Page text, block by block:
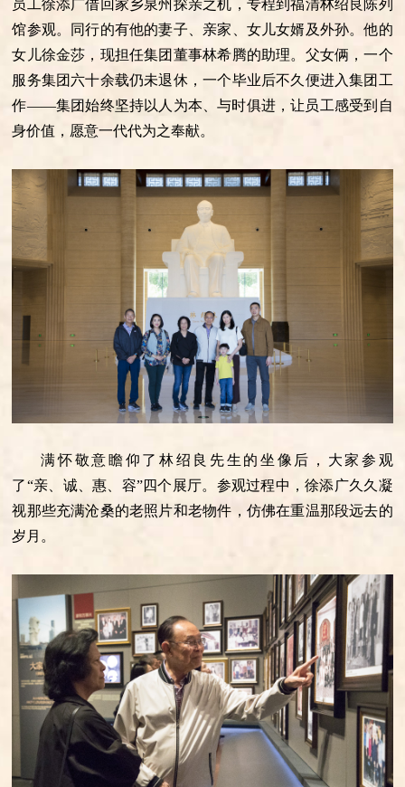
员工徐添广借回家乡泉州探亲之机，专程到福清林绍良陈列
馆参观。同行的有他的妻子、亲家、女儿女婿及外孙。他的
女儿徐金莎，现担任集团董事林希腾的助理。父女俩，一个
服务集团六十余载仍未退休，一个毕业后不久便进入集团工
作——集团始终坚持以人为本、与时俱进，让员工感受到自
身价值，愿意一代代为之奉献。
满怀敬意瞻仰了林绍良先生的坐像后，大家参观
了“亲、诚、惠、容”四个展厅。参观过程中，徐添广久久凝
视那些充满沧桑的老照片和老物件，仿佛在重温那段远去的
岁月。